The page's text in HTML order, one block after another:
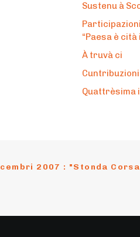
Sustenu à
“Paesa è
À truvà ci
Cuntribuzioni
Quattrèsima
2007 : "Stonda